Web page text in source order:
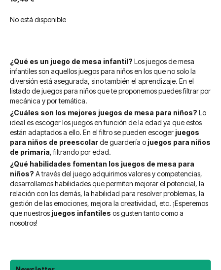
No está disponible
¿Qué es un juego de mesa infantil? Los juegos de mesa
infantiles son aquellos juegos para niños en los que no solo la
diversión está asegurada, sino también el aprendizaje. En el
listado de juegos para niños que te proponemos puedes filtrar por
mecánica y por temática.
¿Cuáles son los mejores juegos de mesa para niños? Lo
ideal es escoger los juegos en función de la edad ya que estos
están adaptados a ello. En el filtro se pueden escoger juegos
para niños de preescolarde guardería o juegos para niños
de primaria, filtrando por edad.
¿Qué habilidades fomentan los juegos de mesa para
niños? A través del juego adquirimos valores y competencias,
desarrollamos habilidades que permiten mejorar el potencial, la
relación con los demás, la habilidad para resolver problemas, la
gestión de las emociones, mejora la creatividad, etc. ¡Esperemos
que nuestros juegos infantiles os gusten tanto como a
nosotros!